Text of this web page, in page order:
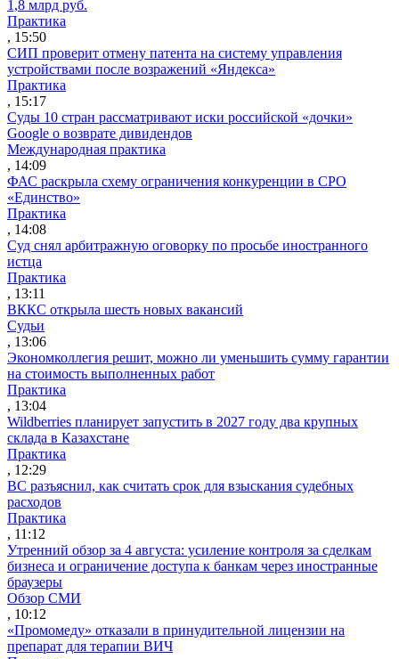
1,8 млрд руб.
Практика
, 15:50
СИП проверит отмену патента на систему управления
устройствами после возражений «Яндекса»
Практика
, 15:17
Суды 10 стран рассматривают иски российской «дочки»
Google о возврате дивидендов
Международная практика
, 14:09
ФАС раскрыла схему ограничения конкуренции в СРО
«Единство»
Практика
, 14:08
Суд снял арбитражную оговорку по просьбе иностранного
истца
Практика
, 13:11
ВККС открыла шесть новых вакансий
Судьи
, 13:06
Экономколлегия решит, можно ли уменьшить сумму гарантии
на стоимость выполненных работ
Практика
, 13:04
Wildberries планирует запустить в 2027 году два крупных
склада в Казахстане
Практика
, 12:29
ВС разъяснил, как считать срок для взыскания судебных
расходов
Практика
, 11:12
Утренний обзор за 4 августа: усиление контроля за сделкам
бизнеса и ограничение доступа к банкам через иностранные
браузеры
Обзор СМИ
, 10:12
«Промомеду» отказали в принудительной лицензии на
препарат для терапии ВИЧ